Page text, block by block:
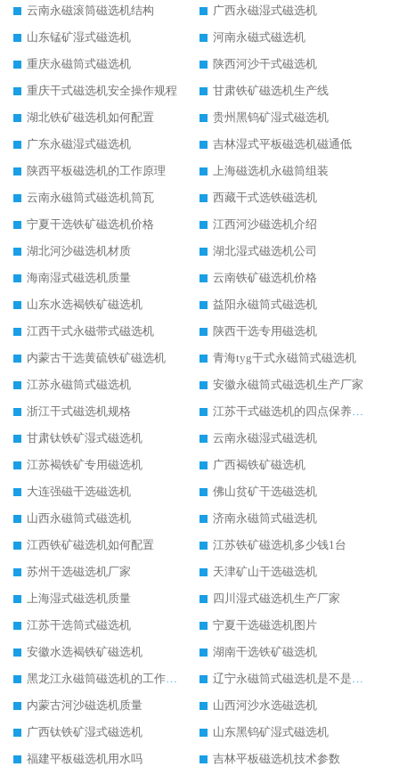
云南永磁滚筒磁选机结构
广西永磁湿式磁选机
山东锰矿湿式磁选机
河南永磁式磁选机
重庆永磁筒式磁选机
陕西河沙干式磁选机
重庆干式磁选机安全操作规程
甘肃铁矿磁选机生产线
湖北铁矿磁选机如何配置
贵州黑钨矿湿式磁选机
广东永磁湿式磁选机
吉林湿式平板磁选机磁通低
陕西平板磁选机的工作原理
上海磁选机永磁筒组装
云南永磁筒式磁选机筒瓦
西藏干式选铁磁选机
宁夏干选铁矿磁选机价格
江西河沙磁选机介绍
湖北河沙磁选机材质
湖北湿式磁选机公司
海南湿式磁选机质量
云南铁矿磁选机价格
山东水选褐铁矿磁选机
益阳永磁筒式磁选机
江西干式永磁带式磁选机
陕西干选专用磁选机
内蒙古干选黄硫铁矿磁选机
青海tyg干式永磁筒式磁选机
江苏永磁筒式磁选机
安徽永磁筒式磁选机生产厂家
浙江干式磁选机规格
江苏干式磁选机的四点保养秘籍
甘肃钛铁矿湿式磁选机
云南永磁湿式磁选机
江苏褐铁矿专用磁选机
广西褐铁矿磁选机
大连强磁干选磁选机
佛山贫矿干选磁选机
山西永磁筒式磁选机
济南永磁筒式磁选机
江西铁矿磁选机如何配置
江苏铁矿磁选机多少钱1台
苏州干选磁选机厂家
天津矿山干选磁选机
上海湿式磁选机质量
四川湿式磁选机生产厂家
江苏干选筒式磁选机
宁夏干选磁选机图片
安徽水选褐铁矿磁选机
湖南干选铁矿磁选机
黑龙江永磁筒磁选机的工作原理
辽宁永磁筒式磁选机是不是强磁
内蒙古河沙磁选机质量
山西河沙水选磁选机
广西钛铁矿湿式磁选机
山东黑钨矿湿式磁选机
福建平板磁选机用水吗
吉林平板磁选机技术参数